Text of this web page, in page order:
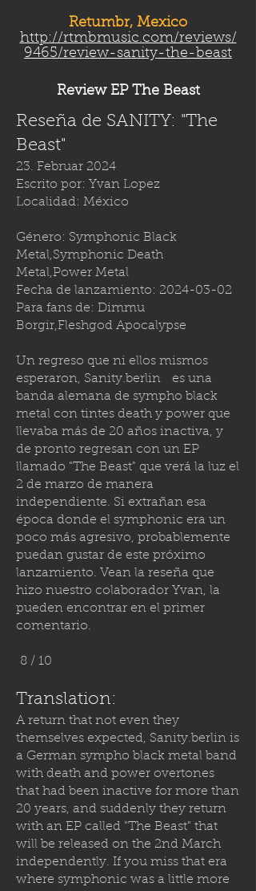
Retumbr, Mexico
http://rtmbmusic.com/reviews/
9465/review-sanity-the-beast
Review EP The Beast
Reseña de SANITY: "The
Beast"
23. Februar 2024
Escrito por: Yvan Lopez
Localidad: México
Género: Symphonic Black
Metal,Symphonic Death
Metal,Power Metal
Fecha de lanzamiento: 2024-03-02
Para fans de: Dimmu
Borgir,Fleshgod Apocalypse
Un regreso que ni ellos mismos
esperaron, Sanity.berlin es una
banda alemana de sympho black
metal con tintes death y power que
llevaba más de 20 años inactiva, y
de pronto regresan con un EP
llamado "The Beast" que verá la luz el
2 de marzo de manera
independiente. Si extrañan esa
época donde el symphonic era un
poco más agresivo, probablemente
puedan gustar de este próximo
lanzamiento. Vean la reseña que
hizo nuestro colaborador Yvan, la
pueden encontrar en el primer
comentario.
8 / 10
Translation:
A return that not even they
themselves expected, Sanity.berlin is
a German sympho black metal band
with death and power overtones
that had been inactive for more than
20 years, and suddenly they return
with an EP called "The Beast" that
will be released on the 2nd March
independently. If you miss that era
where symphonic was a little more